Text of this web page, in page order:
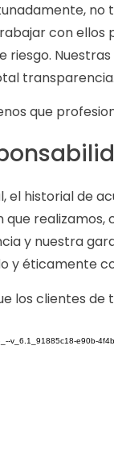
con ellos
riesgo.
transparencia.
que
el historial de
que
y nuestra
y éticamente
los clientes